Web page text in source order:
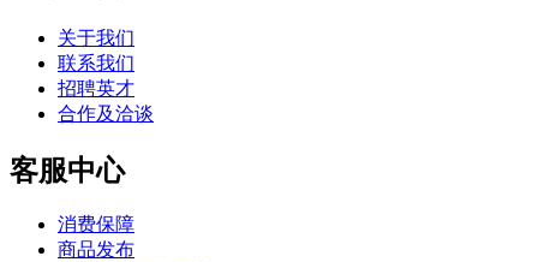
关于我们
联系我们
招聘英才
合作及洽谈
客服中心
消费保障
商品发布